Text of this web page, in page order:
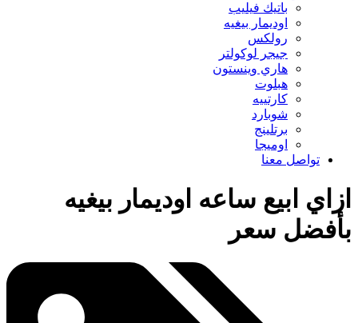
باتيك فيليب
اوديمار بيغيه
رولكس
جيجر لوكولتر
هاري وينستون
هبلوت
كارتييه
شوبارد
برتلينج
اوميجا
تواصل معنا
ازاي ابيع ساعه اوديمار بيغيه
بأفضل سعر